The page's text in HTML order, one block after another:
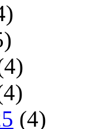
(4)